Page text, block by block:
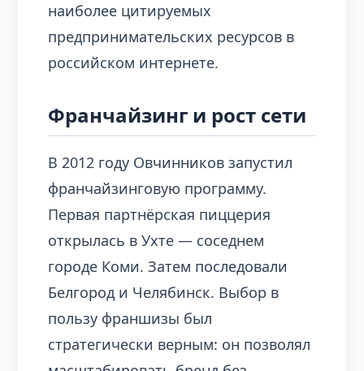
наиболее цитируемых
предпринимательских ресурсов в
российском интернете.
Франчайзинг и рост сети
В 2012 году Овчинников запустил
франчайзинговую программу.
Первая партнёрская пиццерия
открылась в Ухте — соседнем
городе Коми. Затем последовали
Белгород и Челябинск. Выбор в
пользу франшизы был
стратегически верным: он позволял